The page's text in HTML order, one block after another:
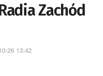
Zachód
26 13:42